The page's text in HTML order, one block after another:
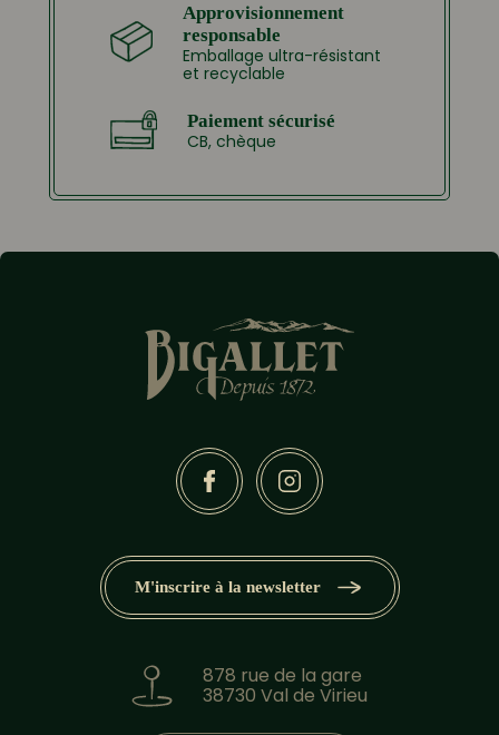
Approvisionnement
responsable
Emballage ultra-résistant
et recyclable
Paiement sécurisé
CB, chèque
878 rue de la gare
38730 Val de Virieu
M'inscrire à la newsletter